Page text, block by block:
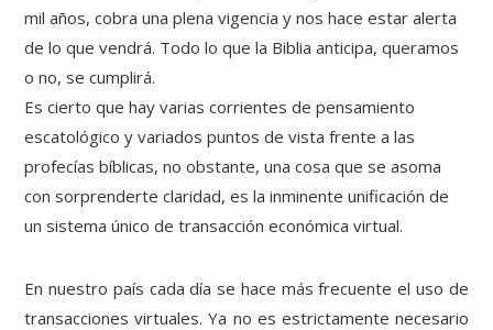
mil años, cobra una plena vigencia y nos hace estar alerta
de lo que vendrá. Todo lo que la Biblia anticipa, queramos
o no, se cumplirá.
Es cierto que hay varias corrientes de pensamiento
escatológico y variados puntos de vista frente a las
profecías bíblicas, no obstante, una cosa que se asoma
con sorprenderte claridad, es la inminente unificación de
un sistema único de transacción económica virtual.
En nuestro país cada día se hace más frecuente el uso de
transacciones virtuales. Ya no es estrictamente necesario